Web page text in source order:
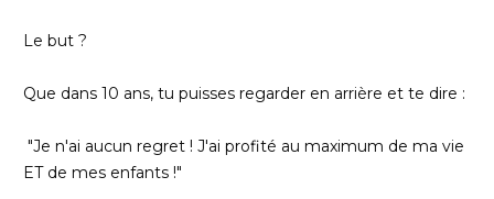
Le but ?
Que dans 10 ans, tu puisses regarder en arrière et te dire :
"Je n'ai aucun regret ! J'ai profité au maximum de ma vie
ET de mes enfants !"